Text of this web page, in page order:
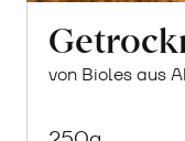
von Bioles aus